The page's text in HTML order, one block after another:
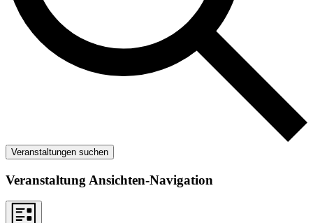
Veranstaltungen suchen
Veranstaltung Ansichten-Navigation